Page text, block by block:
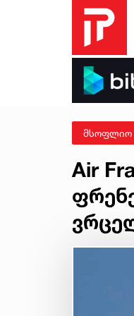
მსოფლიო
Air